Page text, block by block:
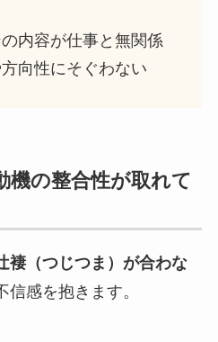
内容が仕事と無関係
向性にそぐわない
の整合性が取れて
褄（つじつま）が合わな
感を抱きます。